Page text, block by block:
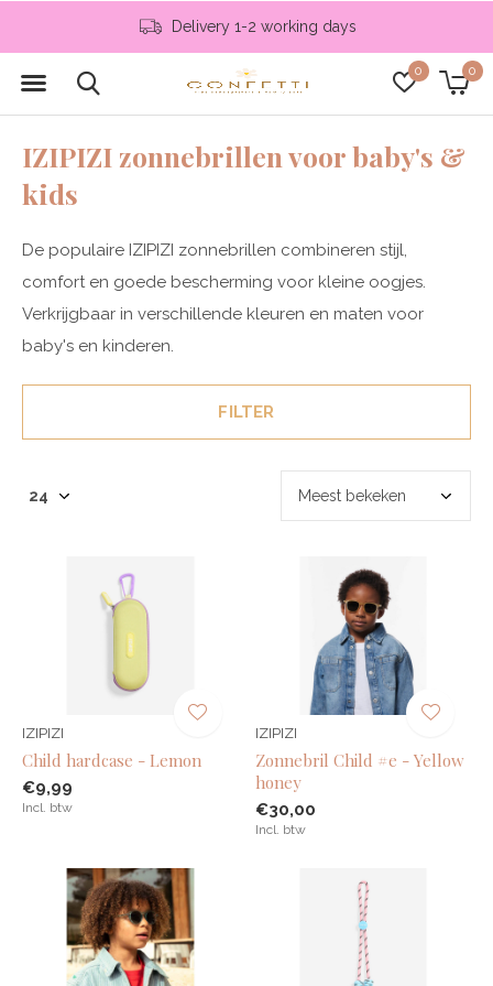
0 0
Delivery 1-2 working days
IZIPIZI zonnebrillen voor baby's &
kids
De populaire IZIPIZI zonnebrillen combineren stijl,
comfort en goede bescherming voor kleine oogjes.
Verkrijgbaar in verschillende kleuren en maten voor
baby's en kinderen.
FILTER
IZIPIZI
Child hardcase - Lemon
€9,99
Incl. btw
IZIPIZI
Zonnebril Child #e - Yellow
honey
€30,00
Incl. btw